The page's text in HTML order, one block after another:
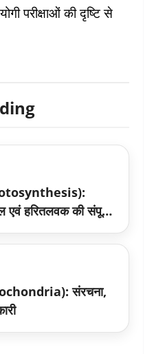
परीक्षाओं की दृष्टि से
एवं हरितलवक की संपूर्ण
संरचना,